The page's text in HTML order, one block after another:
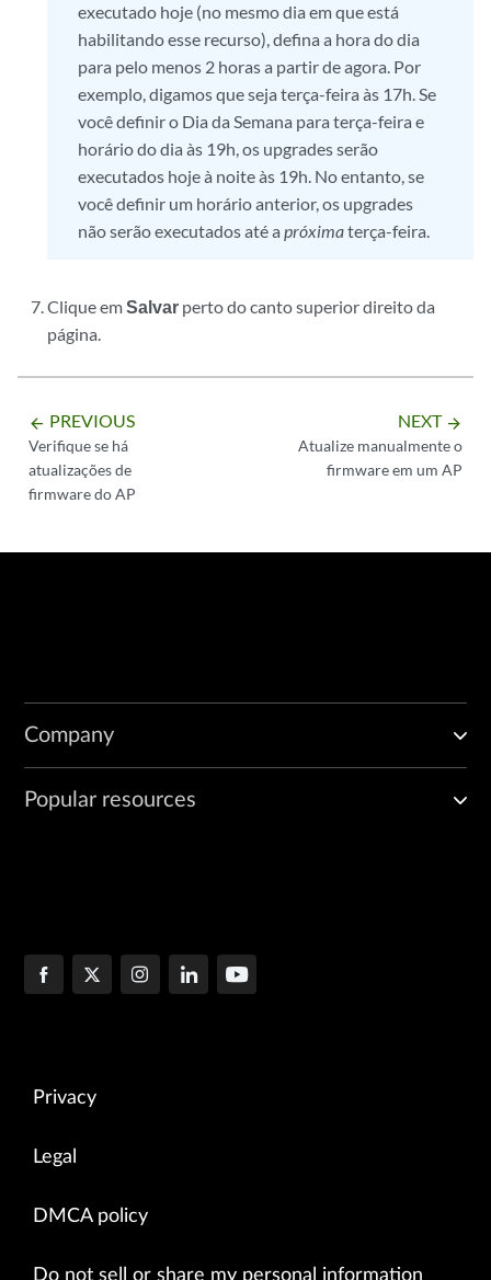
executado hoje (no mesmo dia em que está
habilitando esse recurso), defina a hora do dia
para pelo menos 2 horas a partir de agora. Por
exemplo, digamos que seja terça-feira às 17h. Se
você definir o Dia da Semana para terça-feira e
horário do dia às 19h, os upgrades serão
executados hoje à noite às 19h. No entanto, se
você definir um horário anterior, os upgrades
não serão executados até apróximaterça-feira.
Clique emSalvar perto do canto superior direito da
página.
arrow_backward PREVIOUS
Verifique se há
atualizações de
firmware do AP
NEXT arrow_forward
Atualize manualmente o
firmware em um AP
Company
Popular resources
Privacy
Legal
DMCA policy
Do not sell or share my personal information